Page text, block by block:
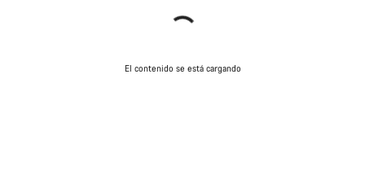
El contenido se está cargando